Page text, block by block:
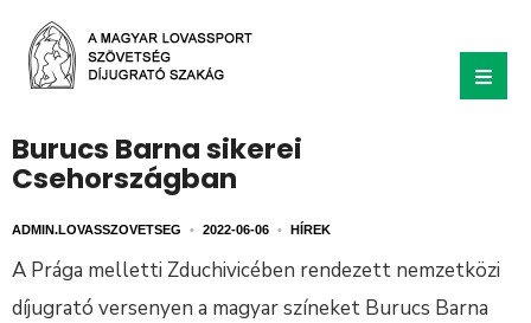
Burucs Barna sikerei
Csehországban
ADMIN.LOVASSZOVETSEG • 2022-06-06 • HÍREK
A Prága melletti Zduchivicében rendezett nemzetközi
díjugrató versenyen a magyar színeket Burucs Barna